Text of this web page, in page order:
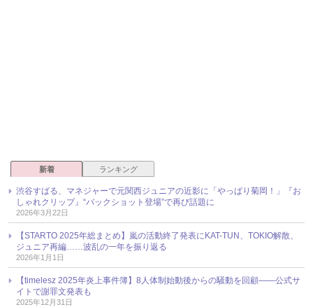
新着 ランキング
渋谷すばる、マネジャーで元関西ジュニアの近影に「やっぱり菊岡！」『お
しゃれクリップ』“バックショット登場”で再び話題に
2026年3月22日
【STARTO 2025年総まとめ】嵐の活動終了発表にKAT-TUN、TOKIO解散、
ジュニア再編……波乱の一年を振り返る
2026年1月1日
【timelesz 2025年炎上事件簿】8人体制始動後からの騒動を回顧――公式サ
イトで謝罪文発表も
2025年12月31日